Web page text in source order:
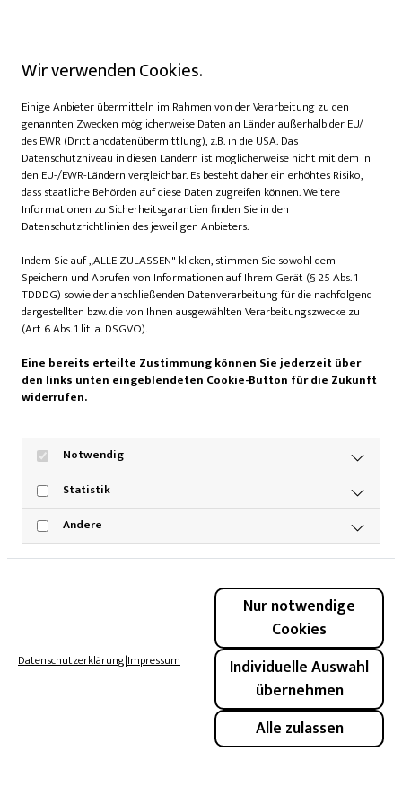
Wir verwenden Cookies.
Einige Anbieter übermitteln im Rahmen von der Verarbeitung zu den
genannten Zwecken möglicherweise Daten an Länder außerhalb der EU/
des EWR (Drittlanddatenübermittlung), z.B. in die USA. Das
Datenschutzniveau in diesen Ländern ist möglicherweise nicht mit dem in
den EU-/EWR-Ländern vergleichbar. Es besteht daher ein erhöhtes Risiko,
dass staatliche Behörden auf diese Daten zugreifen können. Weitere
Informationen zu Sicherheitsgarantien finden Sie in den
Datenschutzrichtlinien des jeweiligen Anbieters.
Indem Sie auf „ALLE ZULASSEN" klicken, stimmen Sie sowohl dem
Speichern und Abrufen von Informationen auf Ihrem Gerät (§ 25 Abs. 1
TDDDG) sowie der anschließenden Datenverarbeitung für die nachfolgend
dargestellten bzw. die von Ihnen ausgewählten Verarbeitungszwecke zu
(Art 6 Abs. 1 lit. a. DSGVO).
Eine bereits erteilte Zustimmung können Sie jederzeit über
den links unten eingeblendeten Cookie-Button für die Zukunft
widerrufen.
Notwendig
Statistik
Andere
Datenschutzerklärung|Impressum
Nur notwendige
Cookies
Individuelle Auswahl
übernehmen
Alle zulassen